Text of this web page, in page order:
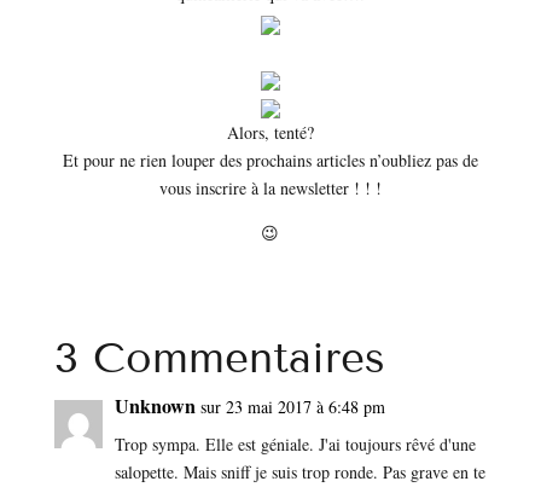
Alors, tenté?
Et pour ne rien louper des prochains articles n’oubliez pas de
vous inscrire à la newsletter ! ! !
😉
3 Commentaires
Unknown sur 23 mai 2017 à 6:48 pm
Trop sympa. Elle est géniale. J'ai toujours rêvé d'une
salopette. Mais sniff je suis trop ronde. Pas grave en te